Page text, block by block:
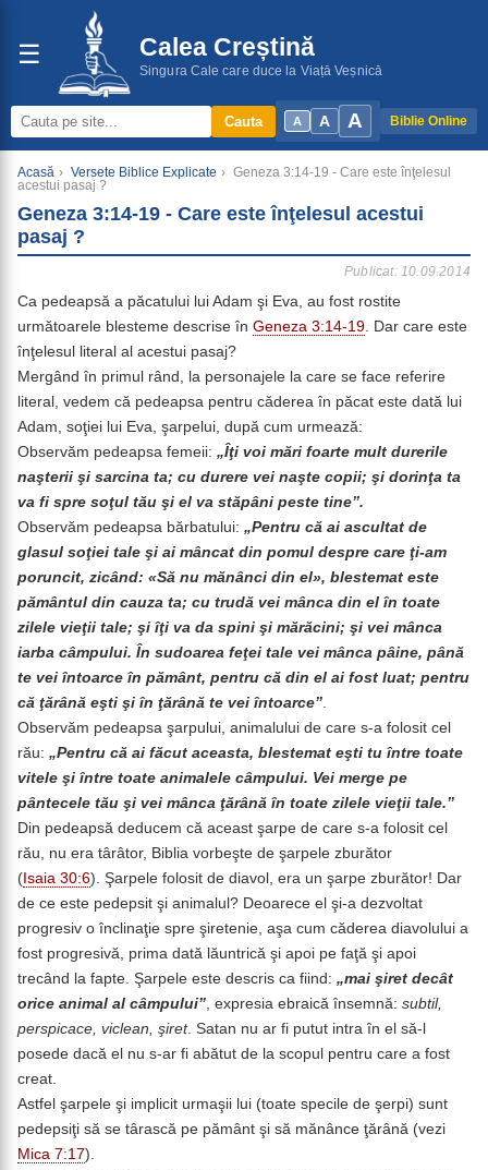
☰ Calea Creștină
Singura Cale care duce la Viață Veșnică
A A A Biblie Online
Cauta
Acasă › Versete Biblice Explicate › Geneza 3:14-19 - Care este înţelesul
acestui pasaj ?
Geneza 3:14-19 - Care este înţelesul acestui
pasaj ?
Publicat: 10.09.2014
Ca pedeapsă a păcatului lui Adam şi Eva, au fost rostite
următoarele blesteme descrise în Geneza 3:14-19. Dar care este
înţelesul literal al acestui pasaj?
Mergând în primul rând, la personajele la care se face referire
literal, vedem că pedeapsa pentru căderea în păcat este dată lui
Adam, soţiei lui Eva, şarpelui, după cum urmează:
Observăm pedeapsa femeii: „Îţi voi mări foarte mult durerile
naşterii şi sarcina ta; cu durere vei naşte copii; şi dorinţa ta
va fi spre soţul tău şi el va stăpâni peste tine”.
Observăm pedeapsa bărbatului: „Pentru că ai ascultat de
glasul soţiei tale şi ai mâncat din pomul despre care ţi-am
poruncit, zicând: «Să nu mănânci din el», blestemat este
pământul din cauza ta; cu trudă vei mânca din el în toate
zilele vieţii tale; şi îţi va da spini şi mărăcini; şi vei mânca
iarba câmpului. În sudoarea feţei tale vei mânca pâine, până
te vei întoarce în pământ, pentru că din el ai fost luat; pentru
că ţărână eşti şi în ţărână te vei întoarce”.
Observăm pedeapsa şarpului, animalului de care s-a folosit cel
rău: „Pentru că ai făcut aceasta, blestemat eşti tu între toate
vitele şi între toate animalele câmpului. Vei merge pe
pântecele tău şi vei mânca ţărână în toate zilele vieţii tale.”
Din pedeapsă deducem că aceast şarpe de care s-a folosit cel
rău, nu era târâtor, Biblia vorbeşte de şarpele zburător
( Isaia 30:6). Şarpele folosit de diavol, era un şarpe zburător! Dar
de ce este pedepsit şi animalul? Deoarece el şi-a dezvoltat
progresiv o înclinaţie spre şiretenie, aşa cum căderea diavolului a
fost progresivă, prima dată lăuntrică şi apoi pe faţă şi apoi
trecând la fapte. Şarpele este descris ca fiind: „mai şiret decât
orice animal al câmpului”, expresia ebraică însemnă: subtil,
perspicace, viclean, şiret. Satan nu ar fi putut intra în el să-l
posede dacă el nu s-ar fi abătut de la scopul pentru care a fost
creat.
Astfel şarpele şi implicit urmaşii lui (toate specile de şerpi) sunt
pedepsiţi să se târască pe pământ şi să mănânce ţărână (vezi
Mica 7:17).